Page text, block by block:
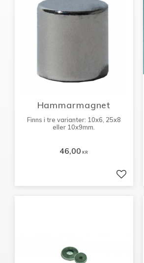
Hammarmagnet
Finns i tre varianter: 10x6, 25x8
eller 10x9mm.
46,00 KR
Lägg